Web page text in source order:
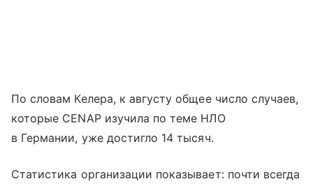
По словам Келера, к августу общее число случаев,
которые CENAP изучила по теме НЛО
в Германии, уже достигло 14 тысяч.
Статистика организации показывает: почти всегда